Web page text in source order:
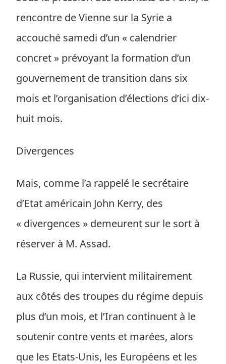
rencontre de Vienne sur la Syrie a
accouché samedi d’un « calendrier
concret » prévoyant la formation d’un
gouvernement de transition dans six
mois et l’organisation d’élections d’ici dix-
huit mois.
Divergences
Mais, comme l’a rappelé le secrétaire
d’Etat américain John Kerry, des
« divergences » demeurent sur le sort à
réserver à M. Assad.
La Russie, qui intervient militairement
aux côtés des troupes du régime depuis
plus d’un mois, et l’Iran continuent à le
soutenir contre vents et marées, alors
que les Etats-Unis, les Européens et les